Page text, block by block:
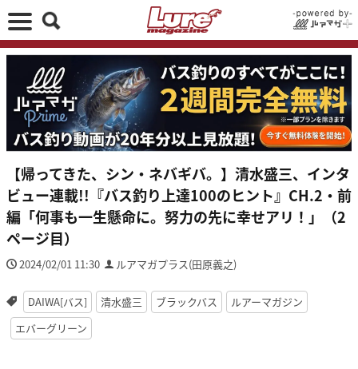
【帰ってきた、シン・ネバギバ。】清水盛三、インタ
ビュー連載!!『バス釣り上達100のヒント』CH.2・前
編「何事も一生懸命に。努力の先に幸せアリ！」（2
ページ目）
2024/02/01 11:30 ルアマガプラス(田原義之)
DAIWA[バス] 清水盛三 ブラックバス
ルアーマガジン
エバーグリーン